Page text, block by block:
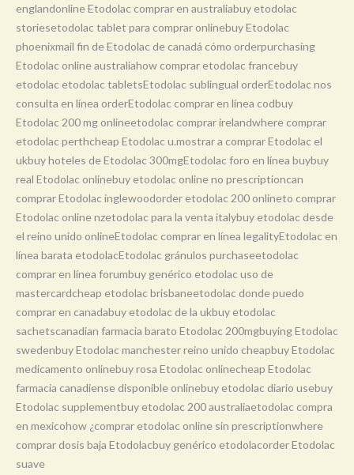
englandonline Etodolac comprar en australiabuy etodolac
storiesetodolac tablet para comprar onlinebuy Etodolac
phoenixmail fin de Etodolac de canadá cómo orderpurchasing
Etodolac online australiahow comprar etodolac francebuy
etodolac etodolac tabletsEtodolac sublingual orderEtodolac nos
consulta en línea orderEtodolac comprar en línea codbuy
Etodolac 200 mg onlineetodolac comprar irelandwhere comprar
etodolac perthcheap Etodolac u.mostrar a comprar Etodolac el
ukbuy hoteles de Etodolac 300mgEtodolac foro en línea buybuy
real Etodolac onlinebuy etodolac online no prescriptioncan
comprar Etodolac inglewoodorder etodolac 200 onlineto comprar
Etodolac online nzetodolac para la venta italybuy etodolac desde
el reino unido onlineEtodolac comprar en línea legalityEtodolac en
línea barata etodolacEtodolac gránulos purchaseetodolac
comprar en línea forumbuy genérico etodolac uso de
mastercardcheap etodolac brisbaneetodolac donde puedo
comprar en canadabuy etodolac de la ukbuy etodolac
sachetscanadian farmacia barato Etodolac 200mgbuying Etodolac
swedenbuy Etodolac manchester reino unido cheapbuy Etodolac
medicamento onlinebuy rosa Etodolac onlinecheap Etodolac
farmacia canadiense disponible onlinebuy etodolac diario usebuy
Etodolac supplementbuy etodolac 200 australiaetodolac compra
en mexicohow ¿comprar etodolac online sin prescriptionwhere
comprar dosis baja Etodolacbuy genérico etodolacorder Etodolac
suave